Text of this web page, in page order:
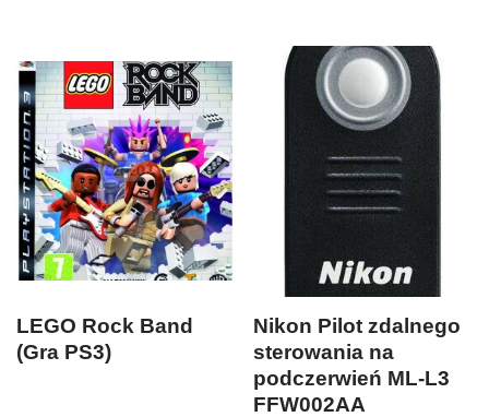
LEGO Rock Band
(Gra PS3)
Nikon Pilot zdalnego
sterowania na
podczerwień ML-L3
FFW002AA